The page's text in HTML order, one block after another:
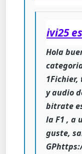
ivi25
Hola
1Fichier,
y audio
bitrate
la F1 , a
guste,